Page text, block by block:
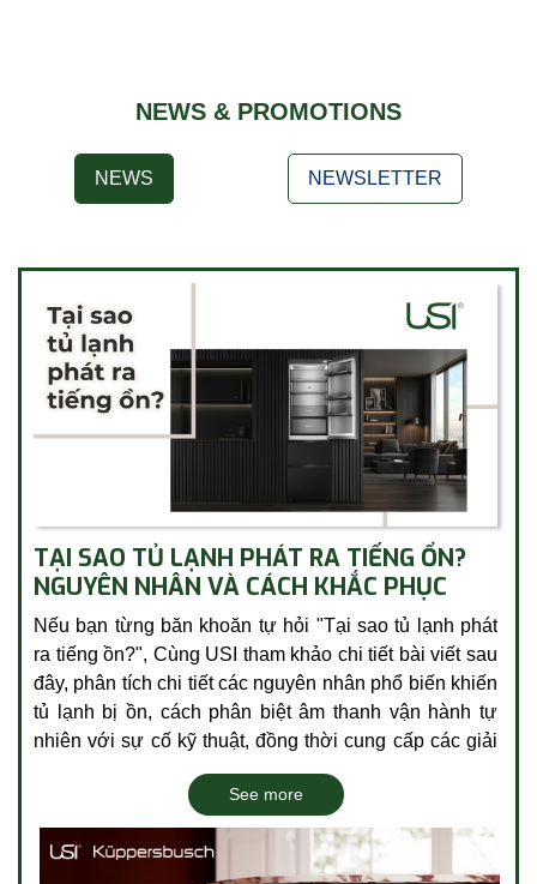
NEWS & PROMOTIONS
NEWS NEWSLETTER
TẠI SAO TỦ LẠNH PHÁT RA TIẾNG ỔN?
NGUYÊN NHÂN VÀ CÁCH KHẮC PHỤC
Nếu bạn từng băn khoăn tự hỏi "Tại sao tủ lạnh phát
ra tiếng ồn?", Cùng USI tham khảo chi tiết bài viết sau
đây, phân tích chi tiết các nguyên nhân phổ biến khiến
tủ lạnh bị ồn, cách phân biệt âm thanh vận hành tự
nhiên với sự cố kỹ thuật, đồng thời cung cấp các giải
pháp xử lý đơn giản giúp bạn tìm lại không gian yên
See more